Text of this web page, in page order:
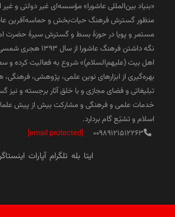
«بنیاد بین‌المللی عاشورا» مؤسسه‌ای غیر دولتی و
منظور گسترش فرهنگ حیات‌بخش و حماسه‌آفرین
مستمر و پویا در حوزۀ بسط و گسترش سیرۀ حضرت
نگه داشتن فرهنگ
اهل بیت (علیهم‌السلام)» شروع به فعالیت کرده و سعی
بهره‌گیری از ابزارهای نوین علمی، پژوهشی، فرهنگی،
تبلیغاتی و فضای مجازی و با خلق آثار برجسته و
خدمات علمی و فرهنگی و مشارکت بیش از پیش
اسلام و تشیّع گام بردارد.
00989121512263
[email protected]
ایتا بله تلگرام آپارات